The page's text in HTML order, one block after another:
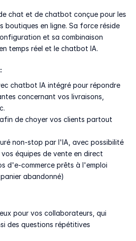
chat et de chatbot conçue pour les
boutiques en ligne. Sa force réside
et sa combinaison
temps réel et le chatbot IA.
chatbot IA intégré pour répondre
concernant vos livraisons,
de choyer vos clients partout
non-stop par l'IA, avec possibilité
équipes de vente en direct
d'e-commerce prêts à l'emploi
abandonné)
pour vos collaborateurs, qui
des questions répétitives